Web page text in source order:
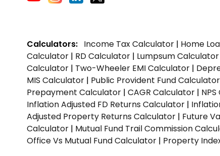
Calculators: Income Tax Calculator | Home
Calculator | RD Calculator | Lumpsum Calculator
Calculator | Two-Wheeler EMI Calculator |
MIS Calculator | Public Provident Fund Calculator
Prepayment Calculator | CAGR Calculator |
Inflation Adjusted FD Returns Calculator |
Adjusted Property Returns Calculator | Future
Calculator | Mutual Fund Trail Commission
Office Vs Mutual Fund Calculator | Property